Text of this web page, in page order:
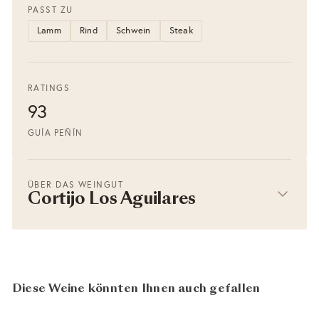
PASST ZU
Lamm Rind Schwein Steak
RATINGS
93
GUÍA PEÑÍN
ÜBER DAS WEINGUT
Cortijo Los Aguilares
Diese Weine könnten Ihnen auch gefallen